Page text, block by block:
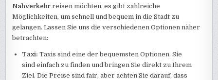
Nahverkehr reisen möchten, es gibt zahlreiche
Möglichkeiten, um schnell und bequem in die Stadt zu
gelangen. Lassen Sie uns die verschiedenen Optionen näher
betrachten:
Taxi: Taxis sind eine der bequemsten Optionen. Sie
sind einfach zu finden und bringen Sie direkt zu Ihrem
Ziel. Die Preise sind fair, aber achten Sie darauf, dass